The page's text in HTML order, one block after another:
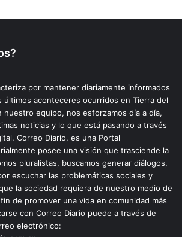
por mantener diariamente informados
últimos aconteceres ocurridos en Tierra del
nuestro equipo, nos esforzamos día a día,
noticias y lo que está pasando a través
Correo Diario, es una Portal
posee una visión que trasciende la
pluralistas, buscamos generar diálogos,
escuchar las problemáticas sociales y
la sociedad requiera de nuestro medio de
de promover una vida en comunidad más
con Correo Diario puede a través de
electrónico: